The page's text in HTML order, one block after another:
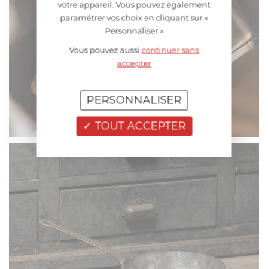
votre appareil. Vous pouvez également
paramétrer vos choix en cliquant sur «
Personnaliser »
Vous pouvez aussicontinuer sans
accepter
TOUT ACCEPTER
PERSONNALISER